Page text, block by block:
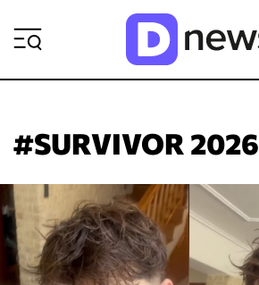
#SURVIVOR 2026